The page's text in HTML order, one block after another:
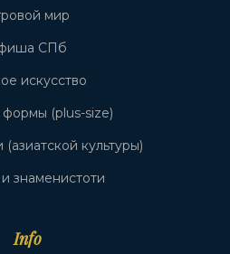
мир
СПб
искусство
(plus-size)
культуры)
знаменистоти
Info